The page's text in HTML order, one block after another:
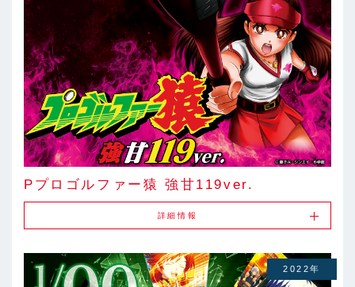
Pプロゴルファー猿 強甘119ver.
詳細情報
2022年